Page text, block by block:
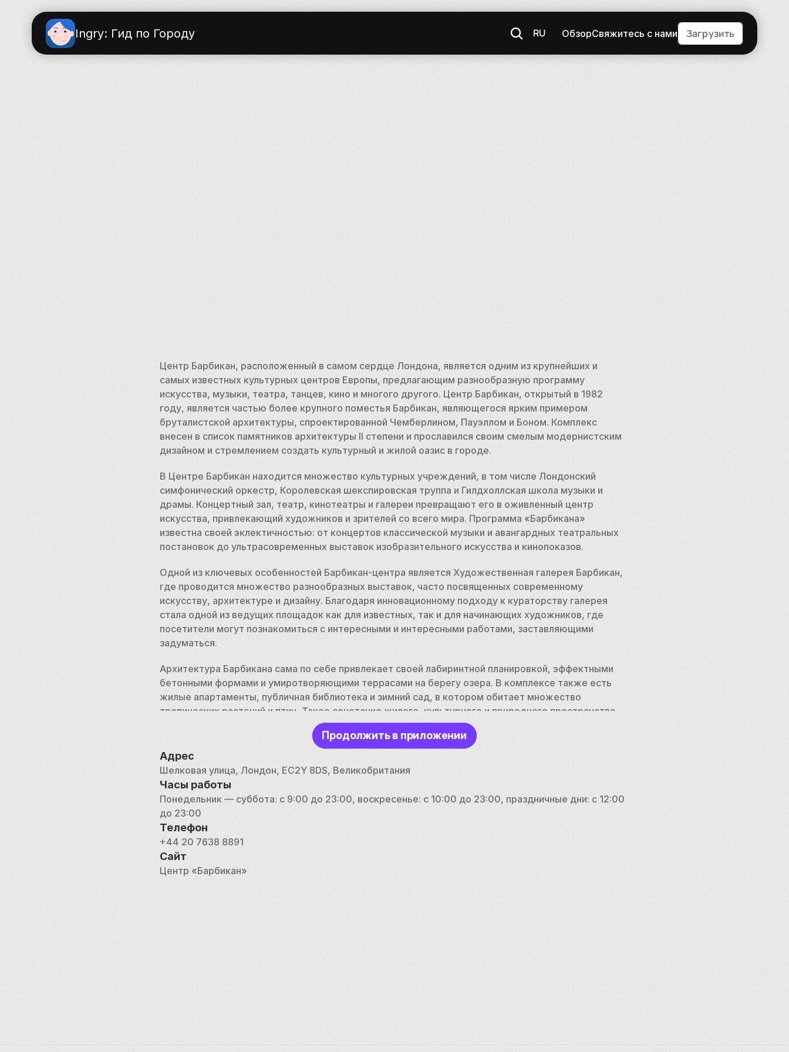
Ingry: Гид по Городу RU ОбзорСвяжитесь с нами Загрузить
Центр Барбикан, расположенный в самом сердце Лондона, является одним из крупнейших и
самых известных культурных центров Европы, предлагающим разнообразную программу
искусства, музыки, театра, танцев, кино и многого другого. Центр Барбикан, открытый в 1982
году, является частью более крупного поместья Барбикан, являющегося ярким примером
бруталистской архитектуры, спроектированной Чемберлином, Пауэллом и Боном. Комплекс
внесен в список памятников архитектуры II степени и прославился своим смелым модернистским
дизайном и стремлением создать культурный и жилой оазис в городе.
В Центре Барбикан находится множество культурных учреждений, в том числе Лондонский
симфонический оркестр, Королевская шекспировская труппа и Гилдхоллская школа музыки и
драмы. Концертный зал, театр, кинотеатры и галереи превращают его в оживленный центр
искусства, привлекающий художников и зрителей со всего мира. Программа «Барбикана»
известна своей эклектичностью: от концертов классической музыки и авангардных театральных
постановок до ультрасовременных выставок изобразительного искусства и кинопоказов.
Одной из ключевых особенностей Барбикан-центра является Художественная галерея Барбикан,
где проводится множество разнообразных выставок, часто посвященных современному
искусству, архитектуре и дизайну. Благодаря инновационному подходу к кураторству галерея
стала одной из ведущих площадок как для известных, так и для начинающих художников, где
посетители могут познакомиться с интересными и интересными работами, заставляющими
задуматься.
Архитектура Барбикана сама по себе привлекает своей лабиринтной планировкой, эффектными
бетонными формами и умиротворяющими террасами на берегу озера. В комплексе также есть
жилые апартаменты, публичная библиотека и зимний сад, в котором обитает множество
тропических растений и птиц. Такое сочетание жилого, культурного и природного пространства
делает Barbican уникальной городской средой, отражающей утопические идеалы его дизайнеров.
Центр «Барбикан» — это не просто культурное заведение; это символ приверженности Лондона
искусству и свидетельство способности города ценить модернистскую архитектуру и воспевать
ее. Независимо от того, посещаете ли вы представление, осматриваете выставку или просто
прогуливаетесь по его обширным пространствам, отель Barbican предлагает вам богатый и
захватывающий культурный опыт в самом центре Лондона.
Продолжить в приложении
Адрес
Шелковая улица, Лондон, EC2Y 8DS, Великобритания
Часы работы
Понедельник — суббота: с 9:00 до 23:00, воскресенье: с 10:00 до 23:00, праздничные дни: с 12:00
до 23:00
Телефон
+44 20 7638 8891
Сайт
Центр «Барбикан»